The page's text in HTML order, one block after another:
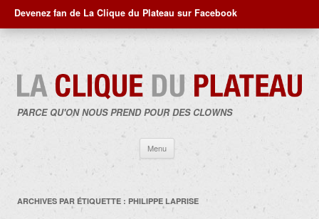
Devenez fan de La Clique du Plateau sur Facebook
PARCE QU'ON NOUS PREND POUR DES CLOWNS
Menu
contenu
ARCHIVES PAR ÉTIQUETTE : PHILIPPE LAPRISE